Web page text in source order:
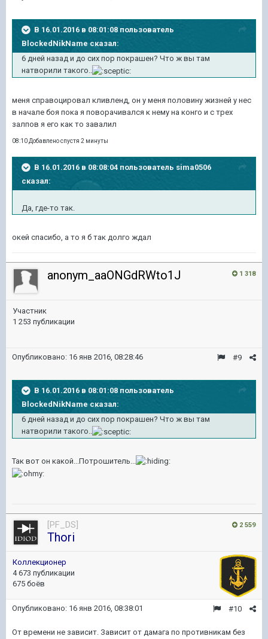
В 16.01.2016 в 08:01:08 пользователь
BlockedNikName сказал:
6 дней назад и до сих пор покрашен? Что ж вы там
натворили такого..
меня справоцировал кливленд, он у меня половину жизней у нес
в начале боя пока я поворачивался к нему на конго и с трех
залпов я его как то завалил
08:10 Добавлено спустя 2 минуты
В 16.01.2016 в 08:08:04 пользователь sima0506
сказал:
Да, где-то так.
окей спасибо, а то я б так долго ждал
1 318
anonym_aaONGdRWto1J
Участник
1 253 публикации
#9
Опубликовано: 16 янв 2016, 08:28:46
В 16.01.2016 в 08:01:08 пользователь
BlockedNikName сказал:
6 дней назад и до сих пор покрашен? Что ж вы там
натворили такого..
Так вот он какой...Потрошитель...
2 559
[PF_DS]
Thori
Коллекционер
4 673 публикации
675 боёв
#10
Опубликовано: 16 янв 2016, 08:38:01
От времени не зависит. Зависит от дамага по противникам без